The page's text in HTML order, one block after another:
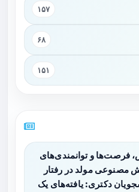
۱۵۷
۶۸
۱۵۱
فرصت‌ها و توانمندی‌های
مصنوعی مولد در رفتار
دکتری: یافته‌های یک